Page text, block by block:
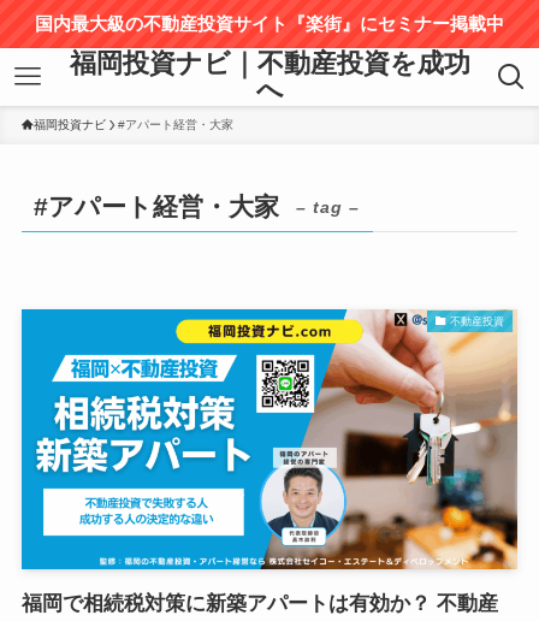
国内最大級の不動産投資サイト『楽街』にセミナー掲載中
福岡投資ナビ｜不動産投資を成功
へ
福岡投資ナビ #アパート経営・大家
#アパート経営・大家 – tag –
不動産投資
福岡で相続税対策に新築アパートは有効か？ 不動産